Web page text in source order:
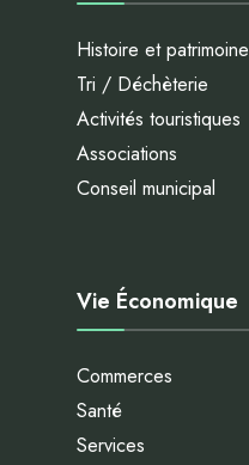
Histoire et patrimoine
Tri / Déchèterie
Activités touristiques
Associations
Conseil municipal
Vie Économique
Commerces
Santé
Services